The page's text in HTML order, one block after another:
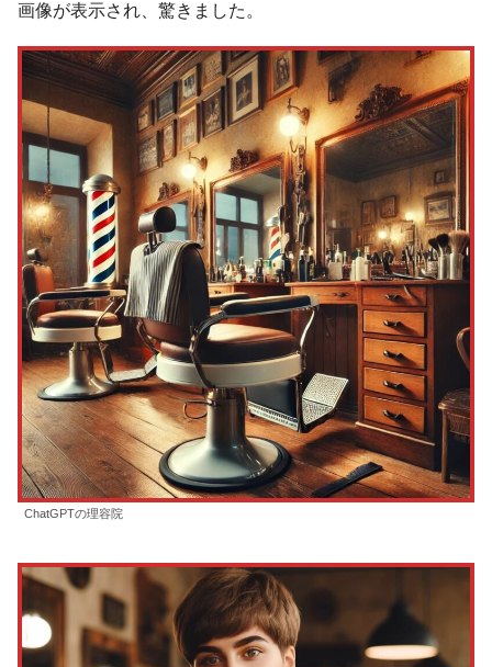
画像が表示され、驚きました。
ChatGPTの理容院